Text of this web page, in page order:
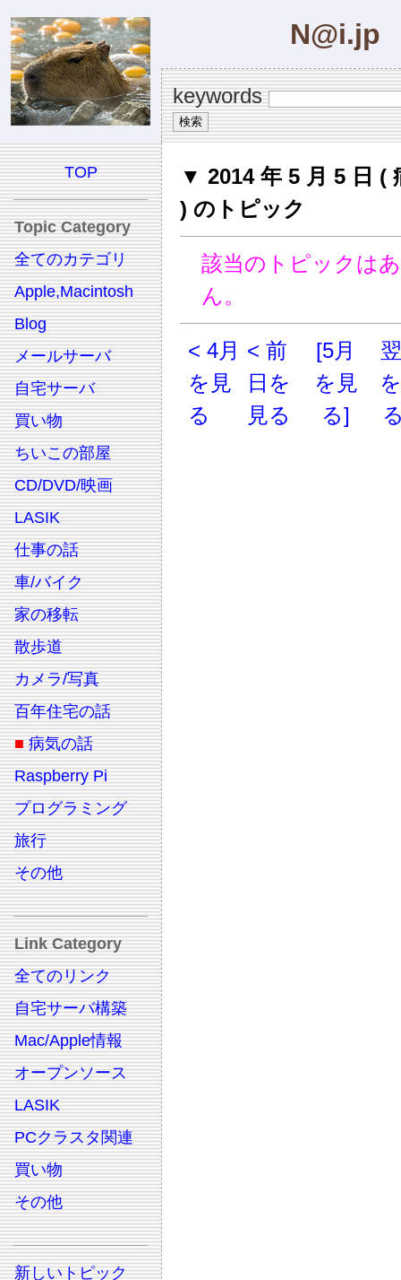
N@i.jp
keywords
TOP
Topic Category
全てのカテゴリ
Apple,Macintosh
Blog
メールサーバ
自宅サーバ
買い物
ちいこの部屋
CD/DVD/映画
LASIK
仕事の話
車/バイク
家の移転
散歩道
カメラ/写真
百年住宅の話
■ 病気の話
Raspberry Pi
プログラミング
旅行
その他
Link Category
全てのリンク
自宅サーバ構築
Mac/Apple情報
オープンソース
LASIK
PCクラスタ関連
買い物
その他
新しいトピック
▼ 2014 年 5 月 5 日 (
) のトピック
該当のトピックは
ん。
< 4月
を見
る
< 前
日を
見る
[5月
を見
る]